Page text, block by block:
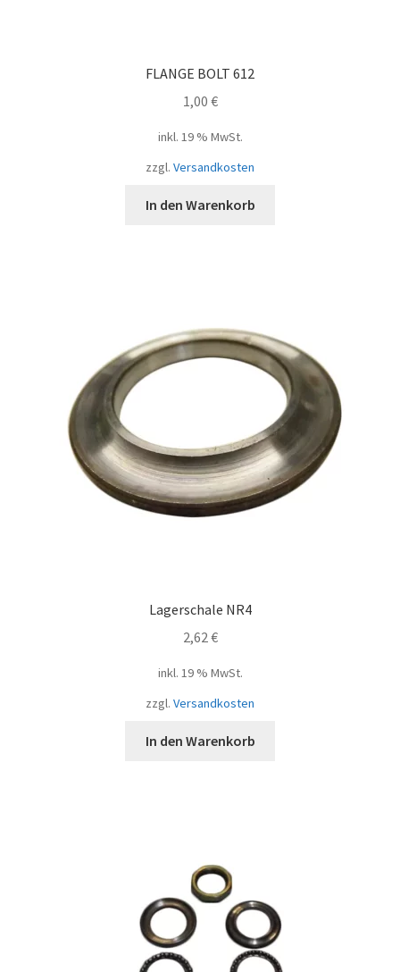
FLANGE BOLT 612
1,00 €
inkl. 19 % MwSt.
zzgl. Versandkosten
In den Warenkorb
Lagerschale NR4
2,62 €
inkl. 19 % MwSt.
zzgl. Versandkosten
In den Warenkorb